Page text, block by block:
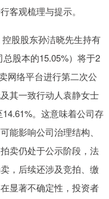
客观梳理与提示。
股股东孙洁晓先生持有
股本的15.05%）将于2
网络平台进行第二次公
其一致行动人袁静女士
。这意味着公司存
能影响公司治理结构、
卖仍处于公示阶段，法
，后续还涉及竞拍、缴
显著不确定性，投资者